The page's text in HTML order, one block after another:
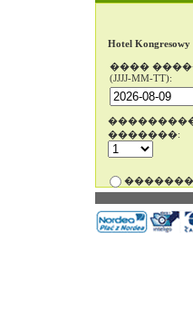
Hotel Kongresowy
����
(JJJJ-MM-TT):
�������: